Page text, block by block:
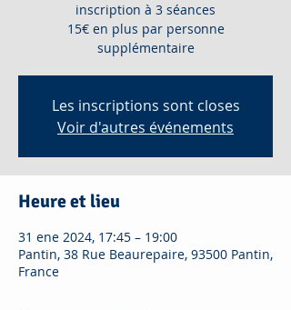
inscription à 3 séances
15€ en plus par personne
supplémentaire
Les inscriptions sont closes
Voir d'autres événements
Heure et lieu
31 ene 2024, 17:45 – 19:00
Pantin, 38 Rue Beaurepaire, 93500 Pantin,
France